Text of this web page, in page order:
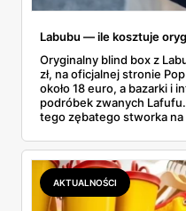
Labubu — ile kosztuje
Oryginalny blind box z
zł, na oficjalnej stronie
około 18 euro, a bazarki i
podróbek zwanych
tego zębatego stworka na
kosztuje i po czym
podróbki. Spisałam
łącznie z jedną wpadką, o
AKTUALNOŚCI